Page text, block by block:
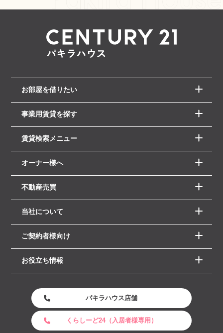
お部屋を借りたい
事業用賃貸を探す
賃貸検索メニュー
オーナー様へ
不動産売買
当社について
ご契約者様向け
お役立ち情報
パキラハウス店舗
くらしーど24（入居者様専用）